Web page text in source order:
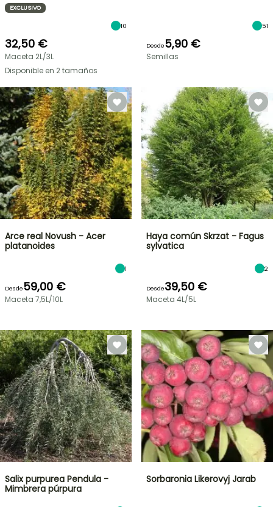
EXCLUSIVO
10
32,50 €
Maceta 2L/3L
Disponible en 2 tamaños
51
Desde5,90 €
Semillas
Arce real Novush - Acer
platanoides
1
Desde59,00 €
Maceta 7,5L/10L
Haya común Skrzat - Fagus
sylvatica
2
Desde39,50 €
Maceta 4L/5L
Salix purpurea Pendula -
Mimbrera púrpura
Sorbaronia Likerovyj Jarab